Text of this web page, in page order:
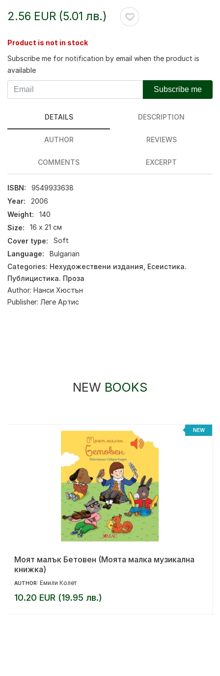
2.56 EUR (5.01 лв.)
Product is not in stock
Subscribe me for notification by email when the product is
available
Subscribe me
DETAILS DESCRIPTION
AUTHOR REVIEWS
COMMENTS EXCERPT
ISBN:
9549933638
Year:
2006
Weight:
140
Size:
16 х 21 см
Cover type:
Soft
Language:
Bulgarian
Categories: Нехудожествени издания Есеистика.
Публицистика. Проза
Author: Нанси Хюстън
Publisher: Леге Артис
NEW BOOKS
NEW
Моят малък Бетовен (Моята малка музикална
книжка)
AUTHOR: Емили Колет
10.20 EUR (19.95 лв.)